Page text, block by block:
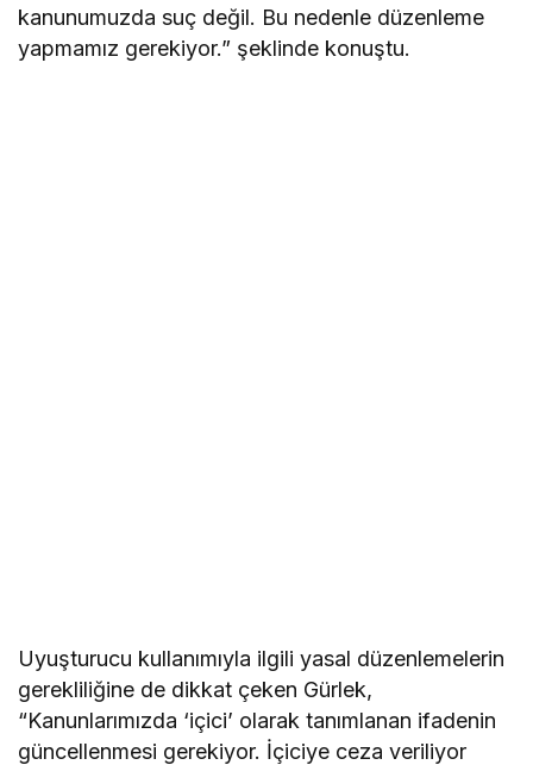
kanunumuzda suç değil. Bu nedenle düzenleme
yapmamız gerekiyor.” şeklinde konuştu.
Uyuşturucu kullanımıyla ilgili yasal düzenlemelerin
gerekliliğine de dikkat çeken Gürlek,
“Kanunlarımızda ‘içici’ olarak tanımlanan ifadenin
güncellenmesi gerekiyor. İçiciye ceza veriliyor